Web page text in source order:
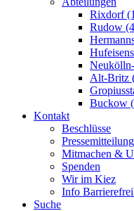
Rixdorf
Rudow
Alt-Britz
Buckow
Kontakt
Beschlüsse
Mitmachen &
Spenden
Wir im Kiez
Info
Suche